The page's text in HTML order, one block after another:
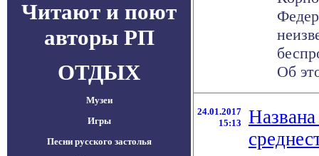
Читают и поют
авторы РП
ОТДЫХ
Музеи
Игры
Песни русского застолья
Об
24.01.2017
15:13